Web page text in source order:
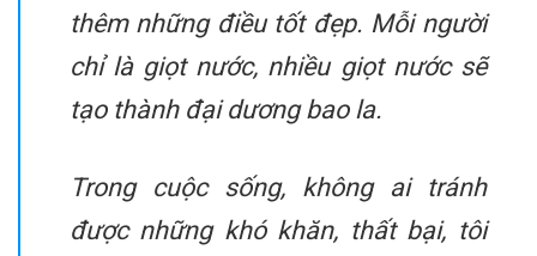
thêm những điều tốt đẹp. Mỗi người
chỉ là giọt nước, nhiều giọt nước sẽ
tạo thành đại dương bao la.
Trong cuộc sống, không ai tránh
được những khó khăn, thất bại, tôi